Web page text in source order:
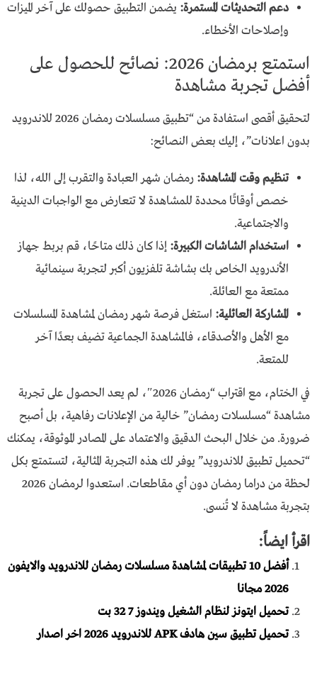
دعم التحديثات المستمرة: يضمن التطبيق حصولك على آخر الميزات
وإصلاحات الأخطاء.
استمتع برمضان 2026: نصائح للحصول على
أفضل تجربة مشاهدة
لتحقيق أقصى استفادة من “تطبيق مسلسلات رمضان 2026 للاندرويد
بدون اعلانات”، إليك بعض النصائح:
تنظيم وقت المشاهدة: رمضان شهر العبادة والتقرب إلى الله، لذا
خصص أوقاتًا محددة للمشاهدة لا تتعارض مع الواجبات الدينية
والاجتماعية.
استخدام الشاشات الكبيرة: إذا كان ذلك متاحًا، قم بربط جهاز
الأندرويد الخاص بك بشاشة تلفزيون أكبر لتجربة سينمائية
ممتعة مع العائلة.
المشاركة العائلية: استغل فرصة شهر رمضان لمشاهدة المسلسلات
مع الأهل والأصدقاء، فالمشاهدة الجماعية تضيف بعدًا آخر
للمتعة.
في الختام، مع اقتراب “رمضان 2026″، لم يعد الحصول على تجربة
مشاهدة “مسلسلات رمضان” خالية من الإعلانات رفاهية، بل أصبح
ضرورة. من خلال البحث الدقيق والاعتماد على المصادر الموثوقة، يمكنك
“تحميل تطبيق للاندرويد” يوفر لك هذه التجربة المثالية، لتستمتع بكل
لحظة من دراما رمضان دون أي مقاطعات. استعدوا لرمضان 2026
بتجربة مشاهدة لا تُنسى.
اقرأ ايضاً:
أفضل 10 تطبيقات لمشاهدة مسلسلات رمضان للاندرويد والايفون
2026 مجانا
تحميل ايتونز لنظام الشغيل ويندوز 7 32 بت
تحميل تطبيق سين هادف APK للاندرويد 2026 اخر اصدار